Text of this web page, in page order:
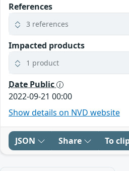
References
3 references
Impacted products
1 product
Date Public
2022-09-21 00:00
Show details on NVD website
JSON Share To